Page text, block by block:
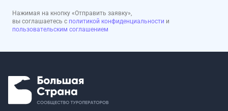
Нажимая на кнопку «Отправить заявку»,
вы соглашаетесь с политикой конфиденциальности и
пользовательским соглашением